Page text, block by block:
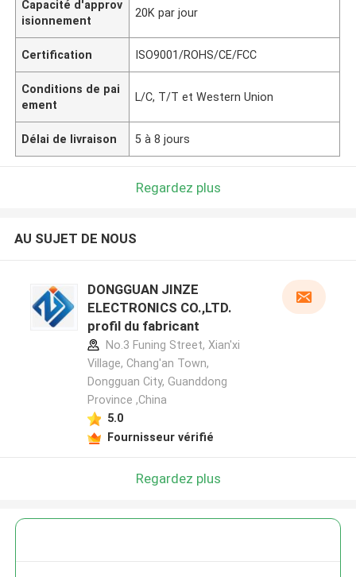
Capacité d'approv
isionnement
20K par jour
Certification ISO9001/ROHS/CE/FCC
Conditions de pai
ement
L/C, T/T et Western Union
Délai de livraison 5 à 8 jours
Regardez plus
AU SUJET DE NOUS
DONGGUAN JINZE
ELECTRONICS CO.,LTD.
profil du fabricant
No.3 Funing Street, Xian'xi
Village, Chang'an Town,
Dongguan City, Guanddong
Province ,China
5.0
Fournisseur vérifié
Regardez plus